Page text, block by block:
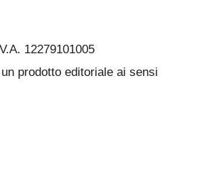
12279101005
prodotto editoriale ai sensi